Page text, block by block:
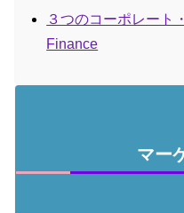
３つのコーポレート
Finance
マー